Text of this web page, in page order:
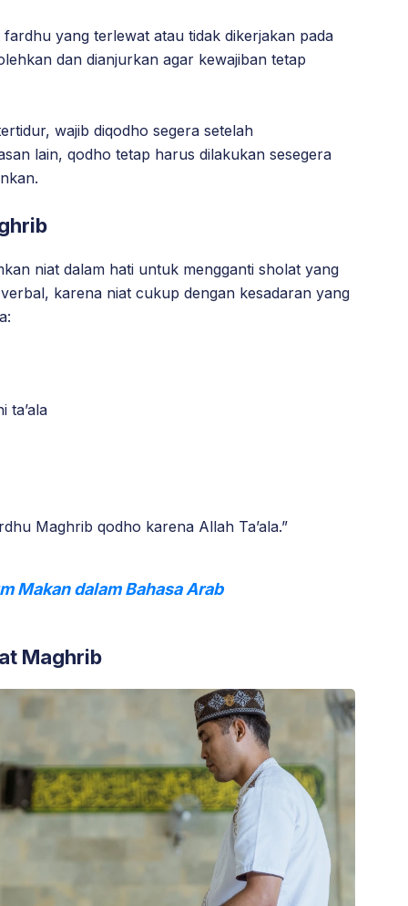
yang terlewat atau tidak dikerjakan pada
dan dianjurkan agar kewajiban tetap
wajib diqodho segera setelah
lain, qodho tetap harus dilakukan sesegera
niat dalam hati untuk mengganti sholat yang
karena niat cukup dengan kesadaran yang
ta’ala
Maghrib qodho karena Allah Ta’ala.”
Makan dalam Bahasa Arab
Maghrib